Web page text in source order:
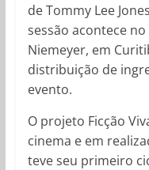
de Tommy Lee
sessão acontece
Niemeyer, em
distribuição de
evento.
O projeto Ficção
cinema e em
teve seu primeiro